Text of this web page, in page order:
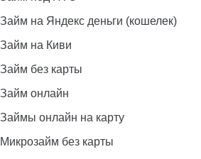
Займ на Яндекс деньги (кошелек)
Займ на Киви
Займ без карты
Займ онлайн
Займы онлайн на карту
Микрозайм без карты